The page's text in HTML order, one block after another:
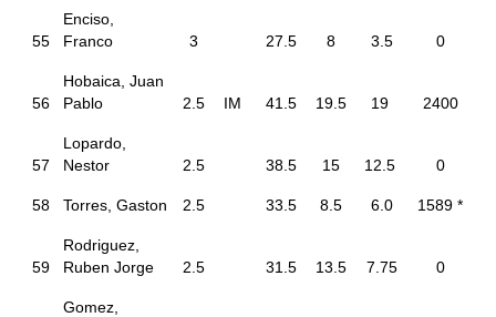
55
Enciso,
Franco
3 27.5 8 3.5 0
56
Hobaica, Juan
Pablo
2.5 IM 41.5 19.5 19 2400
57
Lopardo,
Nestor
2.5 38.5 15 12.5 0
58 Torres, Gaston 2.5 33.5 8.5 6.0 1589 *
59
Rodriguez,
Ruben Jorge
2.5 31.5 13.5 7.75 0
Gomez,